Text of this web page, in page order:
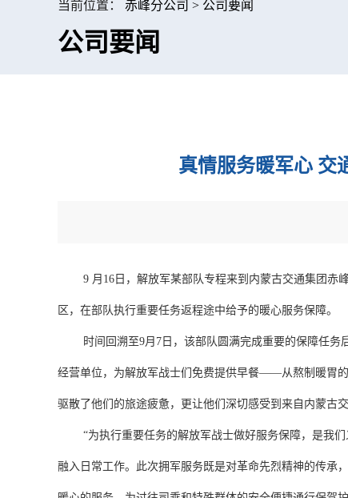
当前位置： 赤峰分公司 > 公司要闻
公司要闻
真情服务暖军心 交
9 月16日，解放军某部队专程来到内蒙古交通集团赤
区，在部队执行重要任务返程途中给予的暖心服务保障。
时间回溯至9月7日，该部队圆满完成重要的保障任
经营单位，为解放军战士们免费提供早餐——从熬制暖胃
驱散了他们的旅途疲惫，更让他们深切感受到来自内蒙古
“为执行重要任务的解放军战士做好服务保障，是我
融入日常工作。此次拥军服务既是对革命先烈精神的传承